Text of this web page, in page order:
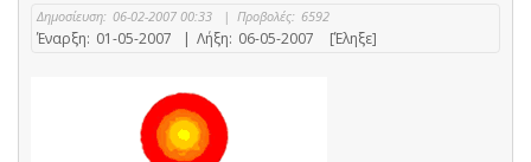
Δημοσίευση: 06-02-2007 00:33 | Προβολές: 6592
Έναρξη: 01-05-2007 | Λήξη: 06-05-2007 [Έληξε]